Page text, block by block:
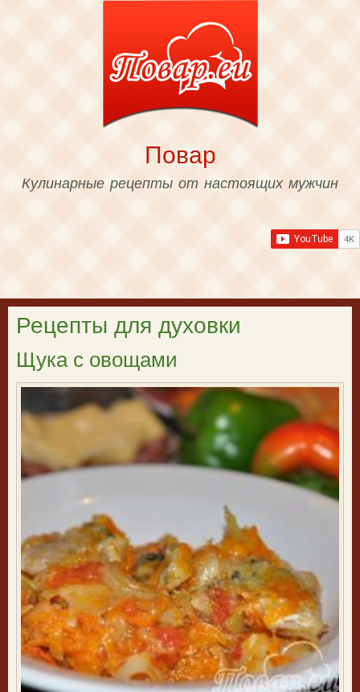
content
Повар
Кулинарные рецепты от настоящих мужчин
Рецепты для духовки
Щука с овощами